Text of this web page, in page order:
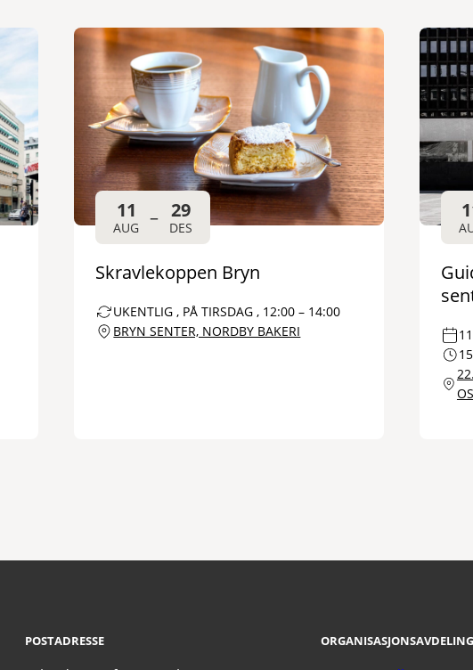
11
AUG – 29
DES
Skravlekoppen Bryn
UKENTLIG , PÅ TIRSDAG , 12:00 – 14:00
BRYN SENTER, NORDBY BAKERI
POSTADRESSE